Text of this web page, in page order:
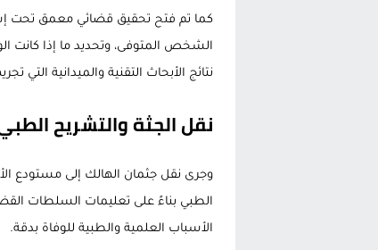
كما تم فتح تحقيق قضائي معمق تحت
الشخص المتوفى، وتحديد ما إذا كانت
نتائج الأبحاث التقنية والميدانية التي
نقل الجثة والتشريح
وجرى نقل جثمان الهالك إلى مستودع
الطبي بناءً على تعليمات السلطات
الأسباب العلمية والطبية للوفاة بدقة.